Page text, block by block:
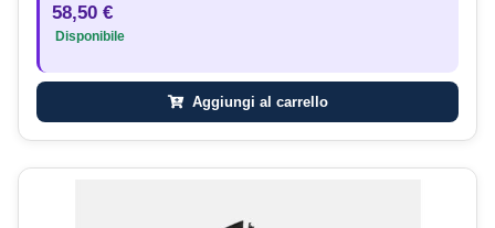
58,50 €
Disponibile
Aggiungi al carrello